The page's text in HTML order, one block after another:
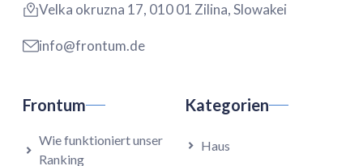
Velka okruzna 17, 010 01 Zilina, Slowakei
info@frontum.de
Frontum
Wie funktioniert unser
Ranking
Kategorien
Haus